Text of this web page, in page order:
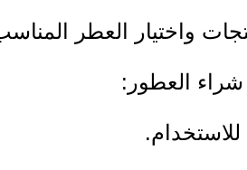
واختيار العطر
شراء العطور:
للاستخدام.